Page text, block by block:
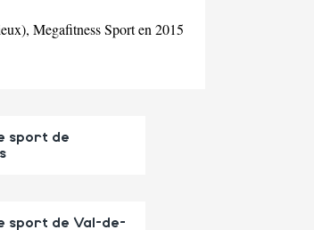
Megafitness Sport en 2015
sport de
sport de Val-de-